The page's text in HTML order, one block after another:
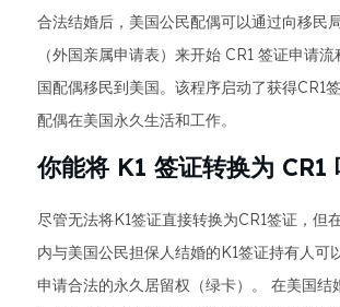
合法结婚后，美国公民配偶可以通过向移民
（外国亲属申请表）来开始 CR1 签证申请
国配偶移民到美国。该程序启动了获得CR1
配偶在美国永久生活和工作。
你能将 K1 签证转换为 CR1
尽管无法将K1签证直接转换为CR1签证，但
内与美国公民担保人结婚的K1签证持有人可
申请合法的永久居留权（绿卡）。 在美国结